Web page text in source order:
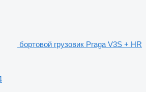
бортовой грузовик Praga V3S + HR